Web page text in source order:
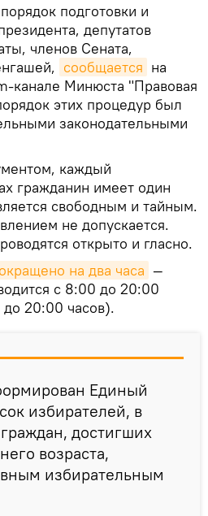
подготовки и
депутатов
членов Сената,
сообщается на
канале Минюста "Правовая
этих процедур был
законодательными
каждый
гражданин имеет один
свободным и тайным.
не допускается.
открыто и гласно.
на два часа —
с 8:00 до 20:00
20:00 часов).
Единый
избирателей, в
достигших
возраста,
избирательным